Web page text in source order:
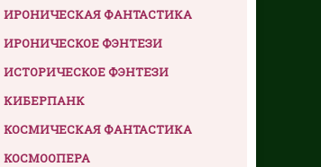
ИРОНИЧЕСКАЯ ФАНТАСТИКА
ИРОНИЧЕСКОЕ ФЭНТЕЗИ
ИСТОРИЧЕСКОЕ ФЭНТЕЗИ
КИБЕРПАНК
КОСМИЧЕСКАЯ ФАНТАСТИКА
КОСМООПЕРА